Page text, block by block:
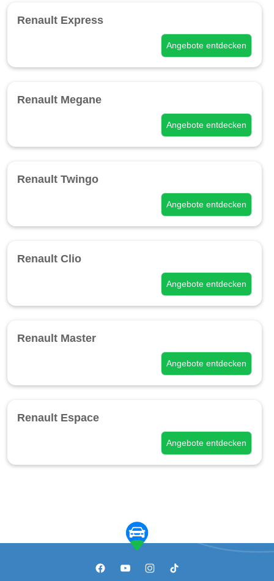
Renault Express
Angebote entdecken
Renault Megane
Angebote entdecken
Renault Twingo
Angebote entdecken
Renault Clio
Angebote entdecken
Renault Master
Angebote entdecken
Renault Espace
Angebote entdecken